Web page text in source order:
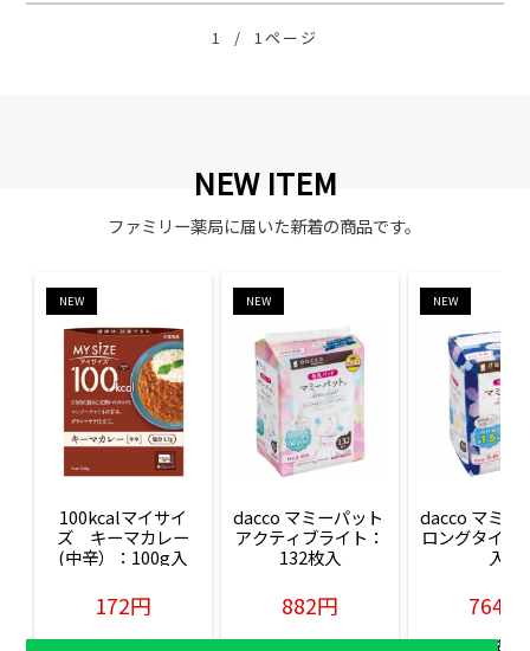
1 / 1ページ
NEW ITEM
ファミリー薬局に届いた新着の商品です。
NEW
100kcalマイサイ
ズ　キーマカレー
(中辛）：100g入
172円
販売価格(税込)
NEW
dacco マミーパット
アクティブライト：
132枚入
882円
販売価格(税込)
NEW
dacco マミー
ロングタイム
入
764円
販売価格(税